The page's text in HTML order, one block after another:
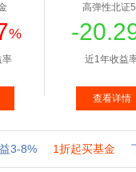
%
率
高弹性北证
-
近1年收益
查看详情
3-8% 1折起买基金